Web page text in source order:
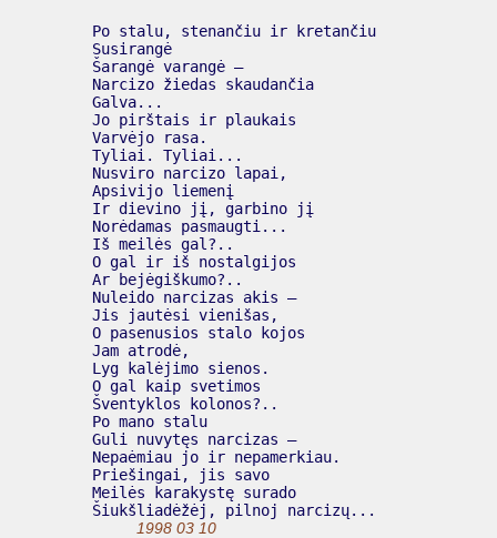
  Po stalu, stenančiu ir kretančiu
  Susirangė
  Šarangė varangė –
  Narcizo žiedas skaudančia
  Galva...
  Jo pirštais ir plaukais
  Varvėjo rasa.
  Tyliai. Tyliai...
  Nusviro narcizo lapai,
  Apsivijo liemenį
  Ir dievino jį, garbino jį
  Norėdamas pasmaugti...
  Iš meilės gal?..
  O gal ir iš nostalgijos
  Ar bejėgiškumo?..
  Nuleido narcizas akis –
  Jis jautėsi vienišas,
  O pasenusios stalo kojos
  Jam atrodė,
  Lyg kalėjimo sienos.
  O gal kaip svetimos
  Šventyklos kolonos?..
  Po mano stalu
  Guli nuvytęs narcizas –
  Nepaėmiau jo ir nepamerkiau.
  Priešingai, jis savo
  Meilės karakystę surado
  Šiukšliadėžėj, pilnoj narcizų...
1998 03 10